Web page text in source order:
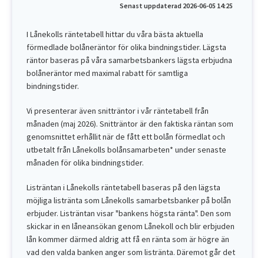
Senast uppdaterad 2026-06-05 14:25
I Lånekolls räntetabell hittar du våra bästa aktuella
förmedlade bolåneräntor för olika bindningstider. Lägsta
räntor baseras på våra samarbetsbankers lägsta erbjudna
bolåneräntor med maximal rabatt för samtliga
bindningstider.
Vi presenterar även snitträntor i vår räntetabell från
månaden (maj 2026). Snitträntor är den faktiska räntan som
genomsnittet erhållit när de fått ett bolån förmedlat och
utbetalt från Lånekolls bolånsamarbeten* under senaste
månaden för olika bindningstider.
Listräntan i Lånekolls räntetabell baseras på den lägsta
möjliga listränta som Lånekolls samarbetsbanker på bolån
erbjuder. Listräntan visar "bankens högsta ränta". Den som
skickar in en låneansökan genom Lånekoll och blir erbjuden
lån kommer därmed aldrig att få en ränta som är högre än
vad den valda banken anger som listränta. Däremot går det